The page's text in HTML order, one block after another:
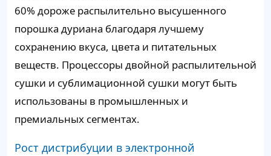
60% дороже распылительно высушенного
порошка дуриана благодаря лучшему
сохранению вкуса, цвета и питательных
веществ. Процессоры двойной распылительной
сушки и сублимационной сушки могут быть
использованы в промышленных и
премиальных сегментах.
Рост дистрибуции в электронной